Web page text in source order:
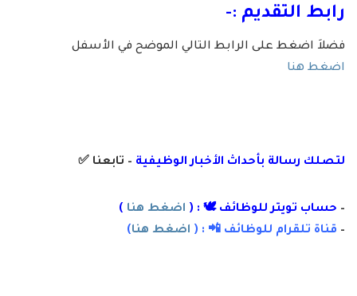
رابط التقديم :-
فضلاَ اضغط على الرابط التالي الموضح في الأسفل
اضغط هنا
لتصلك رسالة بأحداث الأخبار الوظيفية – تابعنا ✅
– حساب تويتر للوظائف 🕊 : ( اضغط هنا )
– قناة تلقرام للوظائف 📲 : ( اضغط هنا)